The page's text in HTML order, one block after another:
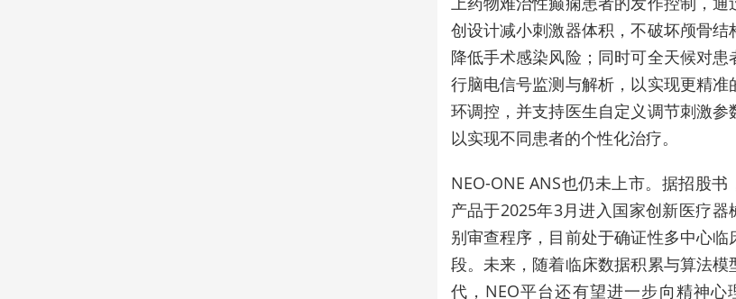
创设计减小刺激器体积，不破坏颅骨结
降低手术感染风险；同时可全天候对患
行脑电信号监测与解析，以实现更精准
环调控，并支持医生自定义调节刺激参
以实现不同患者的个性化治疗。
NEO-ONE ANS也仍未上市。据招股书
产品于2025年3月进入国家创新医疗器
别审查程序，目前处于确证性多中心临
段。未来，随着临床数据积累与算法模
代，NEO平台还有望进一步向精神心